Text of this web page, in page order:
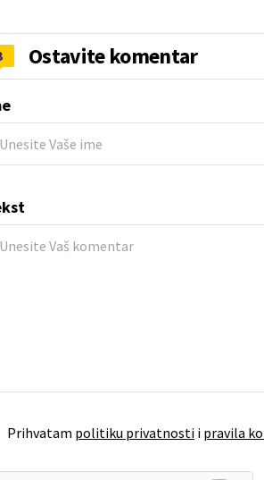
Ostavite komentar
Prihvatam politiku privatnosti i pravila